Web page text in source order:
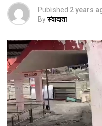
Published 2 years
Byसंवादाता